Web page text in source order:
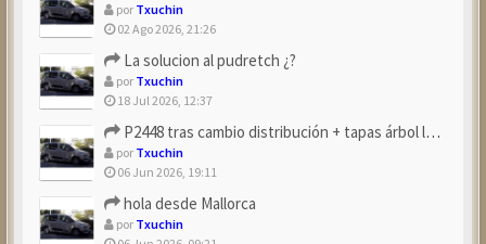
por Txuchin
02 Ago 2026, 21:26
La solucion al pudretch ¿?
por Txuchin
18 Jul 2026, 12:37
P2448 tras cambio distribución + tapas árbol levas
por Txuchin
06 Jun 2026, 19:11
hola desde Mallorca
por Txuchin